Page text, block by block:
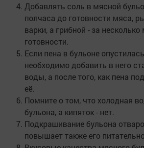
Добавлять соль в мясной
полчаса до готовности мяса,
варки, а грибной - за несколько
готовности.
Если пена в бульоне
необходимо добавить в него
воды, а после того, как пена
её.
Помните о том, что холодная
бульона, а кипяток - нет.
Подкрашивание бульона
повышает также его